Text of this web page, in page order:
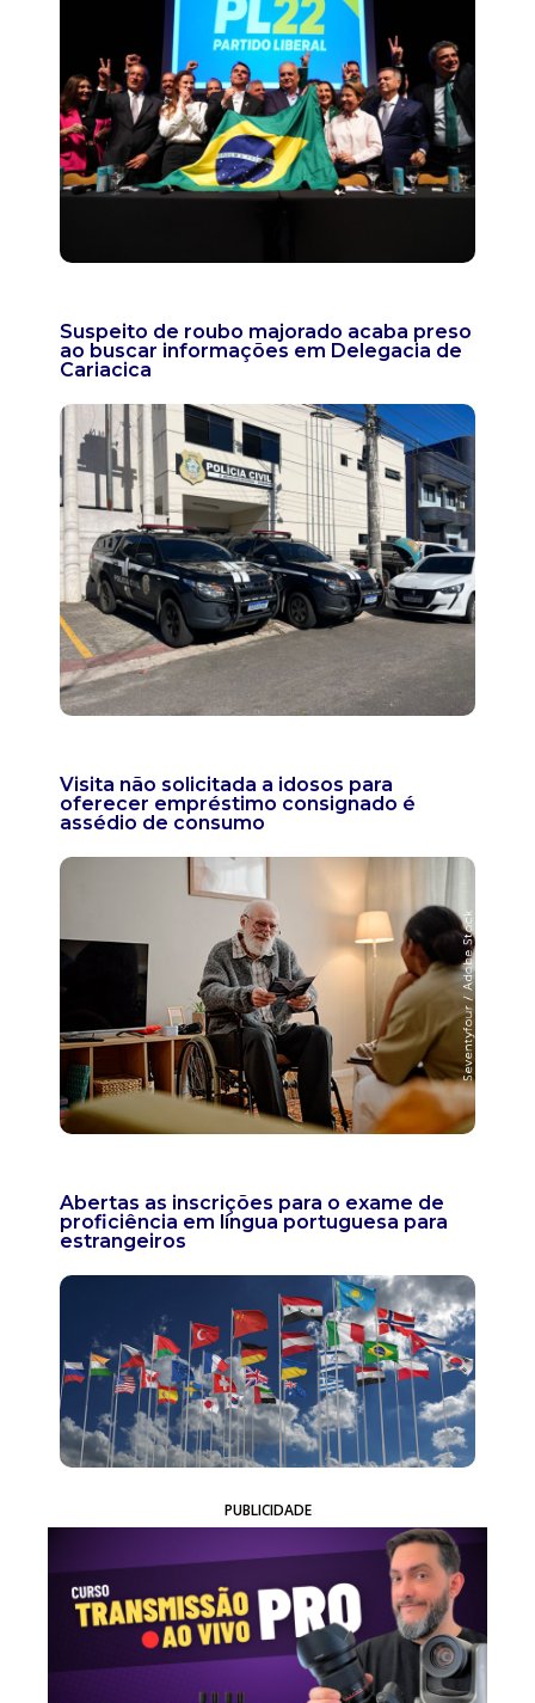
Suspeito de roubo majorado acaba preso
ao buscar informações em Delegacia de
Cariacica
Visita não solicitada a idosos para
oferecer empréstimo consignado é
assédio de consumo
Abertas as inscrições para o exame de
proficiência em língua portuguesa para
estrangeiros
PUBLICIDADE